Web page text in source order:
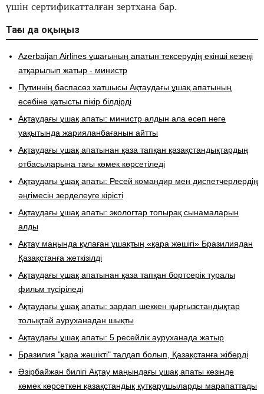
үшін сертификатталған зертхана бар.
Тағы да оқыңыз
​Azerbaijan Airlines ұшағының апатын тексерудің екінші кезеңі
атқарылып жатыр - министр
Путиннің баспасөз хатшысы Ақтаудағы ұшақ апатының
есебіне қатысты пікір білдірді
Ақтаудағы ұшақ апаты: министр алдын ала есеп неге
уақытында жарияланбағанын айтты
​Ақтаудағы ұшақ апатынан қаза тапқан қазақстандықтардың
отбасыларына тағы көмек көрсетіледі
Ақтаудағы ұшақ апаты: Ресей командир мен диспетчерлердің
әңгімесін зерделеуге кірісті
Ақтаудағы ұшақ апаты: экологтар топырақ сынамаларын
алды
Ақтау маңында құлаған ұшақтың «қара жәшігі» Бразилиядан
Қазақстанға жеткізілді
Ақтаудағы ұшақ апатынан қаза тапқан бортсерік туралы
фильм түсіріледі
Ақтаудағы ұшақ апаты: зардап шеккен қырғызстандықтар
толықтай ауруханадан шықты
Ақтаудағы ұшақ апаты: 5 ресейлік ауруханада жатыр
Бразилия "қара жәшікті" талдап болып, Қазақстанға жіберді
Әзірбайжан билігі Ақтау маңындағы ұшақ апаты кезінде
көмек көрсеткен қазақстандық құтқарушыларды марапаттады